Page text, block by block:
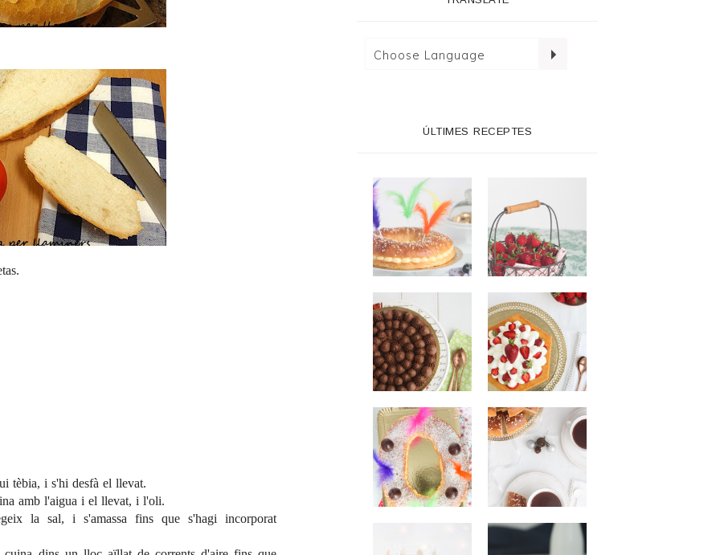
.
tèbia, i s'hi desfà el llevat.
amb l'aigua i el llevat, i l'oli.
la sal, i s'amassa fins que s'hagi incorporat
ÚLTIMES RECEPTES